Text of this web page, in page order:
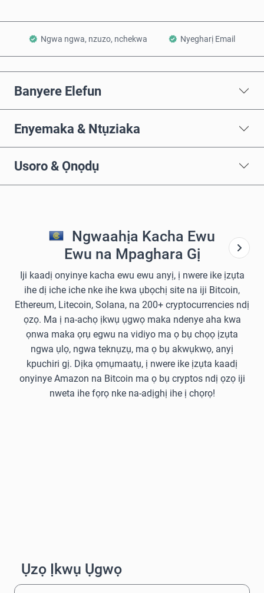
Ngwa ngwa, nzuzo, nchekwa Nyegharị Email
Banyere Elefun
Enyemaka & Ntụziaka
Usoro & Ọnọdụ
Ngwaahịa Kacha Ewu
Ewu na Mpaghara Gị
Iji kaadị onyinye kacha ewu ewu anyị, ị nwere ike ịzụta
ihe dị iche iche nke ihe kwa ụbọchị site na iji Bitcoin,
Ethereum, Litecoin, Solana, na 200+ cryptocurrencies ndị
ọzọ. Ma ị na-achọ ịkwụ ụgwọ maka ndenye aha kwa
ọnwa maka ọrụ egwu na vidiyo ma ọ bụ chọọ ịzụta
ngwa ụlọ, ngwa teknụzụ, ma ọ bụ akwụkwọ, anyị
kpuchiri gị. Dịka ọmụmaatụ, ị nwere ike ịzụta kaadị
onyinye Amazon na Bitcoin ma ọ bụ cryptos ndị ọzọ iji
nweta ihe fọrọ nke na-adịghị ihe ị chọrọ!
Ụzọ Ịkwụ Ụgwọ